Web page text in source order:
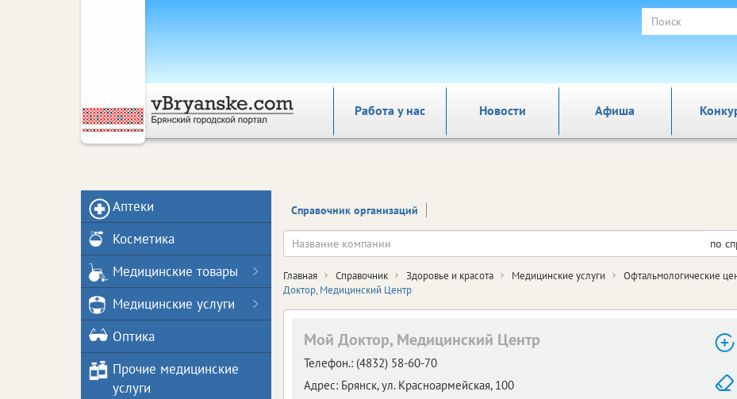
Работа у нас Новости Афиша
Справочник организаций
по
Главная Справочник Здоровье и красота Медицинские услуги Офтальмологические
Доктор, Медицинский Центр
Мой Доктор, Медицинский Центр
Телефон.: (4832) 58-60-70
Адрес: Брянск,ул. Красноармейская, 100
Аптеки
Косметика
Медицинские товары
Медицинские услуги
Оптика
Прочие медицинские
услуги